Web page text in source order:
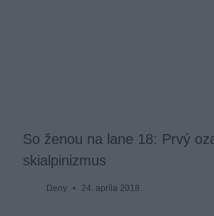
So ženou na lane 18: Prvý
skialpinizmus
Deny 24. apríla 2018